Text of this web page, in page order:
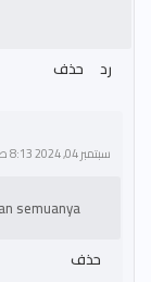
رد
حذف
سبتمبر 04, 2024 8:13 ص
semuanya ..
حذف